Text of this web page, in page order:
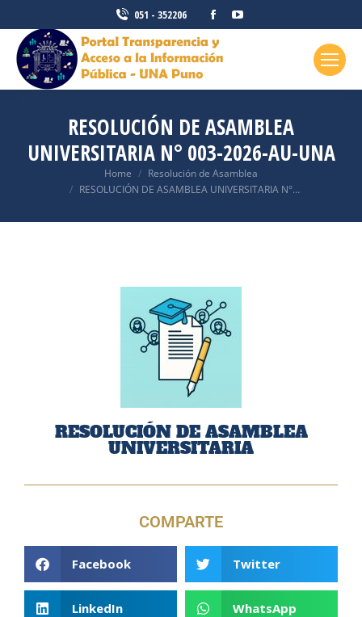
051 - 352206
RESOLUCIÓN DE ASAMBLEA
UNIVERSITARIA N° 003-2026-AU-UNA
Home
Resolución de Asamblea
RESOLUCIÓN DE ASAMBLEA UNIVERSITARIA N°…
RESOLUCIÓN DE ASAMBLEA
UNIVERSITARIA
COMPARTE
Facebook Twitter
LinkedIn WhatsApp